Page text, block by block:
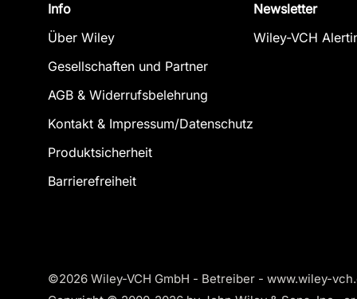
Info
Über Wiley
Gesellschaften und Partner
AGB & Widerrufsbelehrung
Kontakt & Impressum/Datenschutz
Produktsicherheit
Barrierefreiheit
Newsletter
Wiley-VCH
©2026 Wiley-VCH GmbH - Betreiber - www.wiley-